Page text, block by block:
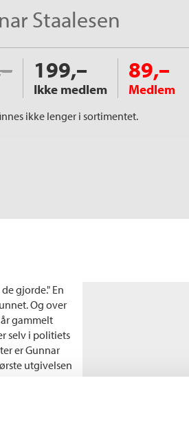
Staalesen
199,–
Ikke medlem
89,–
Medlem
ikke lenger i sortimentet.
gjorde." En
Og over
gammelt
selv i politiets
er Gunnar
utgivelsen
roman